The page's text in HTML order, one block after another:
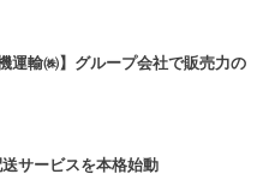
運輸㈱】グループ会社で販売力の
サービスを本格始動